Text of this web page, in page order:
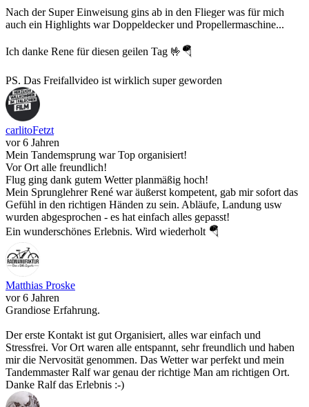
Nach der Super Einweisung gins ab in den Flieger was für mich
auch ein Highlights war Doppeldecker und Propellermaschine...
Ich danke Rene für diesen geilen Tag 🤟🪂
PS. Das Freifallvideo ist wirklich super geworden
carlitoFetzt
vor 6 Jahren
Mein Tandemsprung war Top organisiert!
Vor Ort alle freundlich!
Flug ging dank gutem Wetter planmäßig hoch!
Mein Sprunglehrer René war äußerst kompetent, gab mir sofort das
Gefühl in den richtigen Händen zu sein. Abläufe, Landung usw
wurden abgesprochen - es hat einfach alles gepasst!
Ein wunderschönes Erlebnis. Wird wiederholt 🪂
Matthias Proske
vor 6 Jahren
Grandiose Erfahrung.
Der erste Kontakt ist gut Organisiert, alles war einfach und
Stressfrei. Vor Ort waren alle entspannt, sehr freundlich und haben
mir die Nervosität genommen. Das Wetter war perfekt und mein
Tandemmaster Ralf war genau der richtige Man am richtigen Ort.
Danke Ralf das Erlebnis :-)